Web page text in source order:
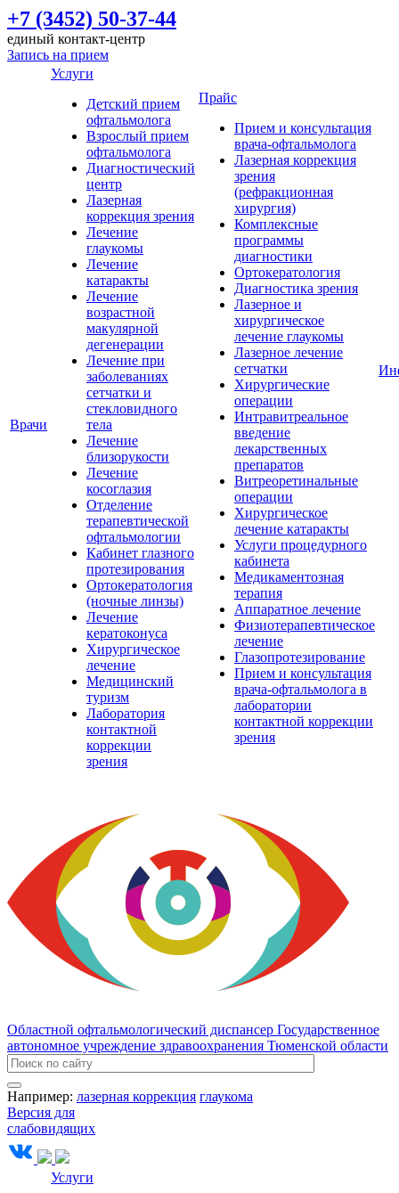
+7 (3452) 50-37-44
единый контакт-центр
Запись на прием
Врачи
Услуги
Детский прием
офтальмолога
Взрослый прием
офтальмолога
Диагностический
центр
Лазерная
коррекция зрения
Лечение
глаукомы
Лечение
катаракты
Лечение
возрастной
макулярной
дегенерации
Лечение при
заболеваниях
сетчатки и
стекловидного
тела
Лечение
близорукости
Лечение
косоглазия
Отделение
терапевтической
офтальмологии
Кабинет глазного
протезирования
Ортокератология
(ночные линзы)
Лечение
кератоконуса
Хирургическое
лечение
Медицинский
туризм
Лаборатория
контактной
коррекции
зрения
Прайс
Прием и консультация
врача-офтальмолога
Лазерная коррекция
зрения
(рефракционная
хирургия)
Комплексные
программы
диагностики
Ортокератология
Диагностика зрения
Лазерное и
хирургическое
лечение глаукомы
Лазерное лечение
сетчатки
Хирургические
операции
Интравитреальное
введение
лекарственных
препаратов
Витреоретинальные
операции
Хирургическое
лечение катаракты
Услуги процедурного
кабинета
Медикаментозная
терапия
Аппаратное лечение
Физиотерапевтическое
лечение
Глазопротезирование
Прием и консультация
врача-офтальмолога в
лаборатории
контактной коррекции
зрения
Областной офтальмологический диспансер Государственное
автономное учреждение здравоохранения Тюменской области
Например: лазерная коррекция глаукома
Версия для
слабовидящих
Услуги